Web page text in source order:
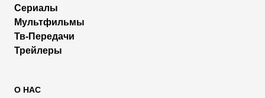
Сериалы
Мультфильмы
Тв-Передачи
Трейлеры
О НАС